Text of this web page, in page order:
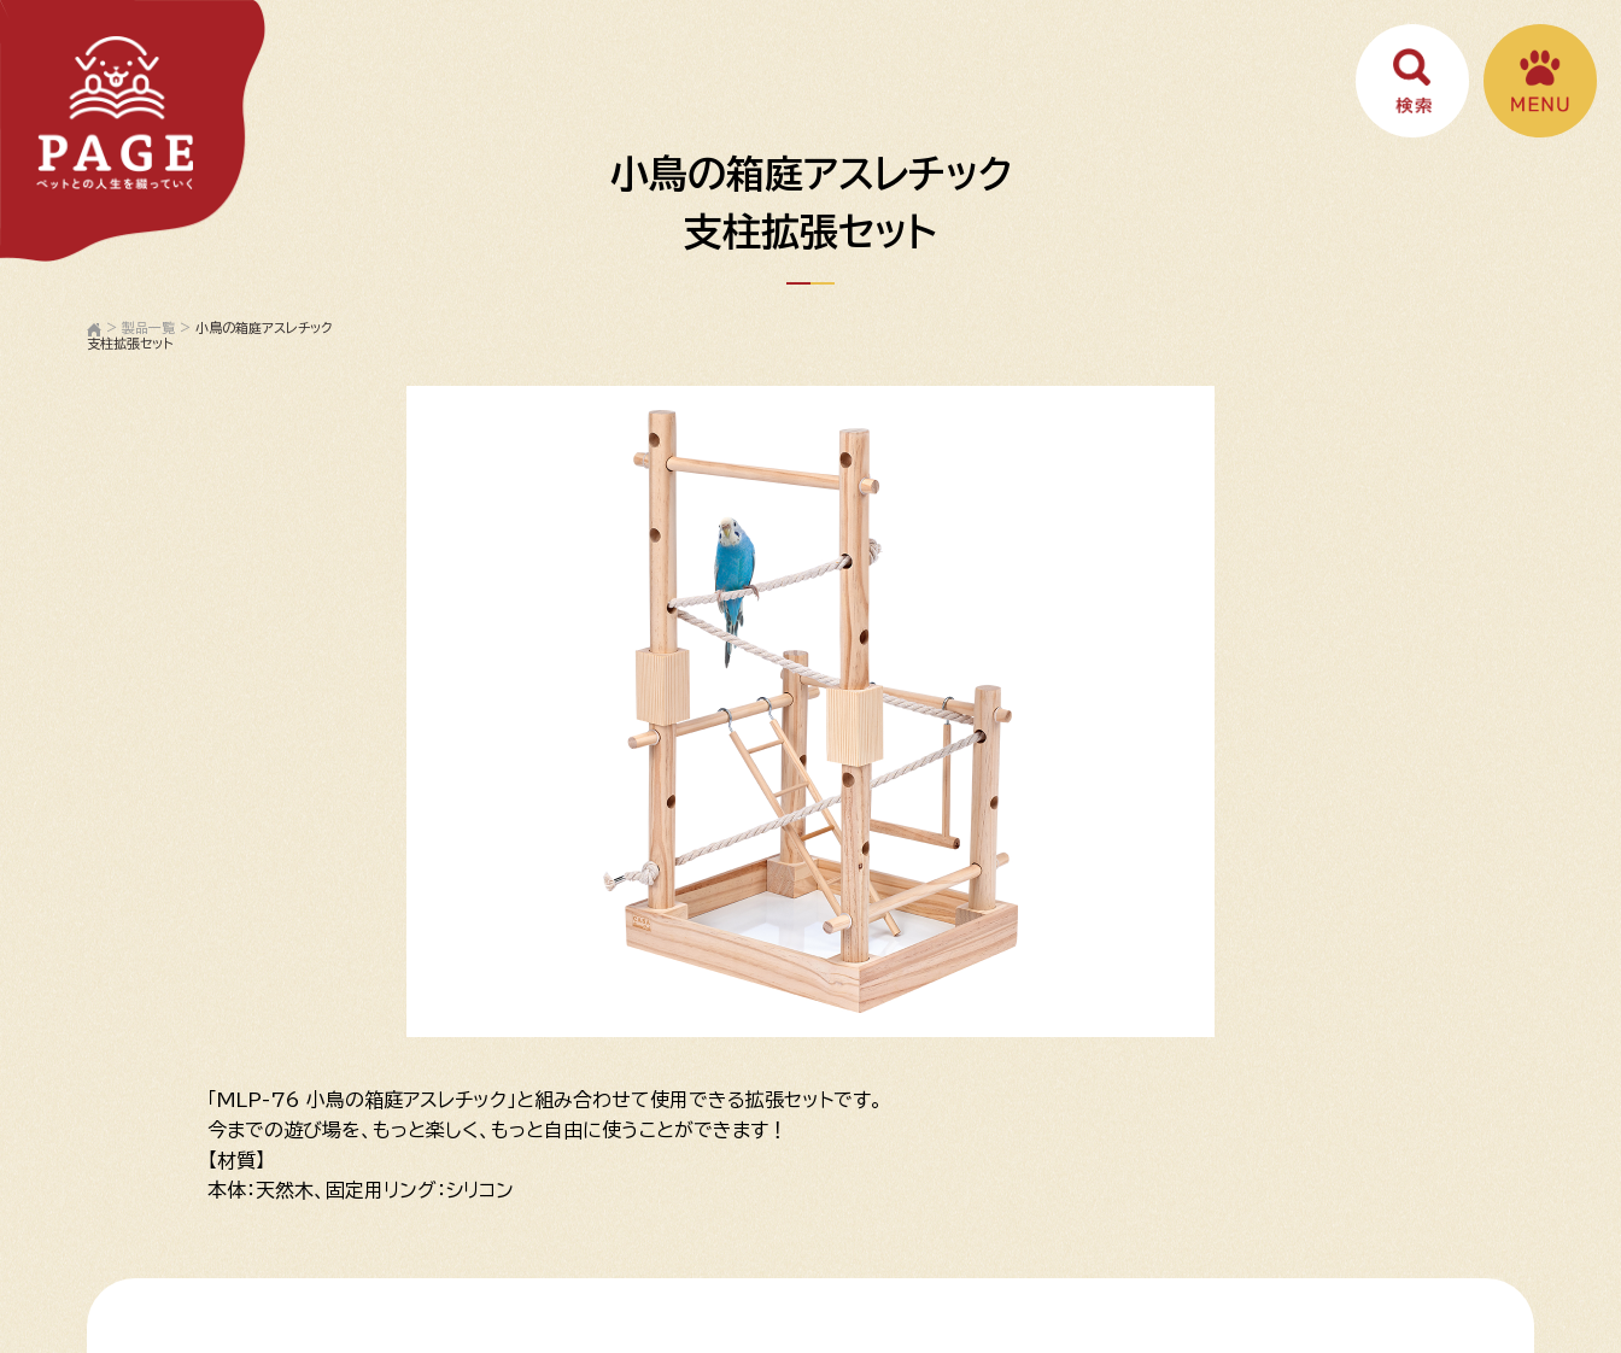
小鳥の箱庭アスレチック
支柱拡張セット
> 製品一覧 > 小鳥の箱庭アスレチック
支柱拡張セット
「MLP-76 小鳥の箱庭アスレチック」と組み合わせて使用できる拡張セットです。
今までの遊び場を、もっと楽しく、もっと自由に使うことができます！
【材質】
本体：天然木、固定用リング：シリコン